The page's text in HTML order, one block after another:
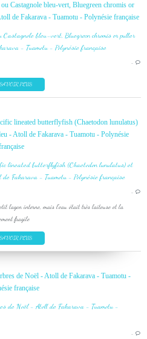
Castagnole bleu-vert, Bluegreen chromis or
de Fakarava - Tuamotu - Polynésie française
…
PLUS
lineated butterflyfish (Chaetodon lunulatus)
- Atoll de Fakarava - Tuamotu - Polynésie
…
lagon interne, mais l'eau était très laiteuse et la
fragile
PLUS
de Noël - Atoll de Fakarava - Tuamotu -
française
…